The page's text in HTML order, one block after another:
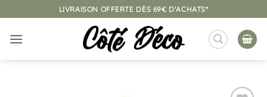
au
contenu
LIVRAISON OFFERTE DÈS 69€ D'ACHATS*